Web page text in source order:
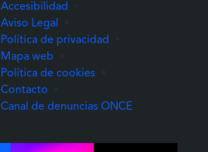
Accesibilidad
Aviso Legal
Política de privacidad
Mapa web
Política de cookies
Contacto
Canal de denuncias ONCE(Abre una